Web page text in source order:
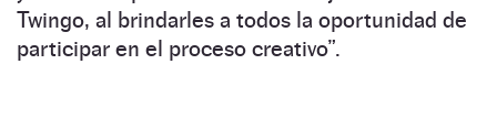
Twingo, al brindarles a todos la oportunidad de
participar en el proceso creativo”.